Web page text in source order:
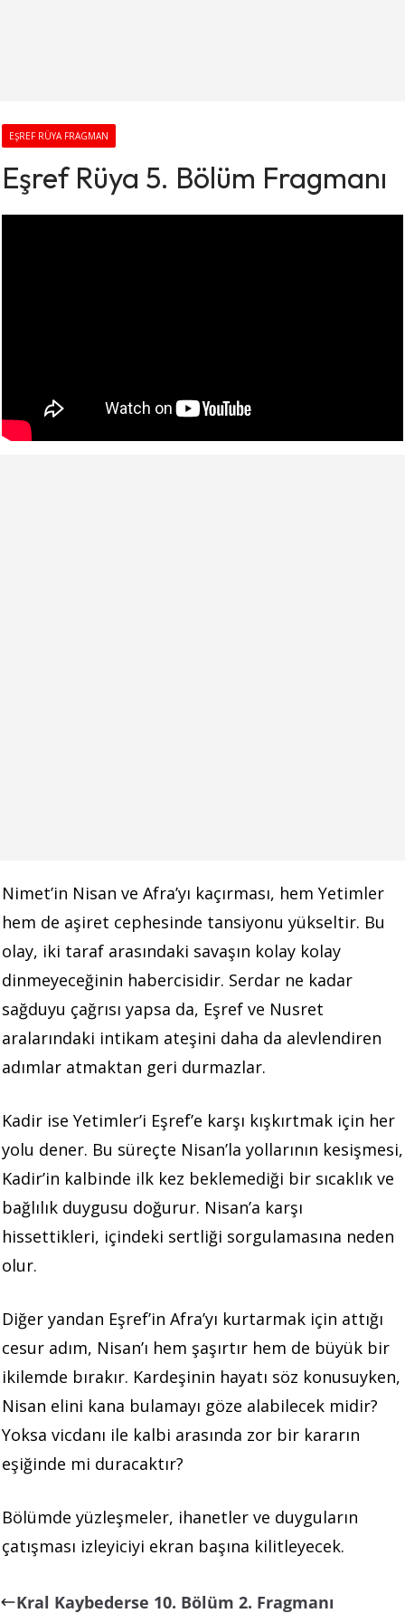
EŞREF RÜYA FRAGMAN
Eşref Rüya 5. Bölüm Fragmanı
Nimet’in Nisan ve Afra’yı kaçırması, hem Yetimler
hem de aşiret cephesinde tansiyonu yükseltir. Bu
olay, iki taraf arasındaki savaşın kolay kolay
dinmeyeceğinin habercisidir. Serdar ne kadar
sağduyu çağrısı yapsa da, Eşref ve Nusret
aralarındaki intikam ateşini daha da alevlendiren
adımlar atmaktan geri durmazlar.
Kadir ise Yetimler’i Eşref’e karşı kışkırtmak için her
yolu dener. Bu süreçte Nisan’la yollarının kesişmesi,
Kadir’in kalbinde ilk kez beklemediği bir sıcaklık ve
bağlılık duygusu doğurur. Nisan’a karşı
hissettikleri, içindeki sertliği sorgulamasına neden
olur.
Diğer yandan Eşref’in Afra’yı kurtarmak için attığı
cesur adım, Nisan’ı hem şaşırtır hem de büyük bir
ikilemde bırakır. Kardeşinin hayatı söz konusuyken,
Nisan elini kana bulamayı göze alabilecek midir?
Yoksa vicdanı ile kalbi arasında zor bir kararın
eşiğinde mi duracaktır?
Bölümde yüzleşmeler, ihanetler ve duyguların
çatışması izleyiciyi ekran başına kilitleyecek.
Kral Kaybederse 10. Bölüm 2. Fragmanı